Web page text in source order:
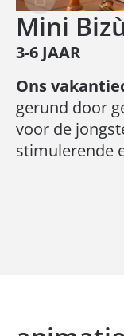
Mini
3-6 JAAR
Ons
gerund door
voor de
stimulerende